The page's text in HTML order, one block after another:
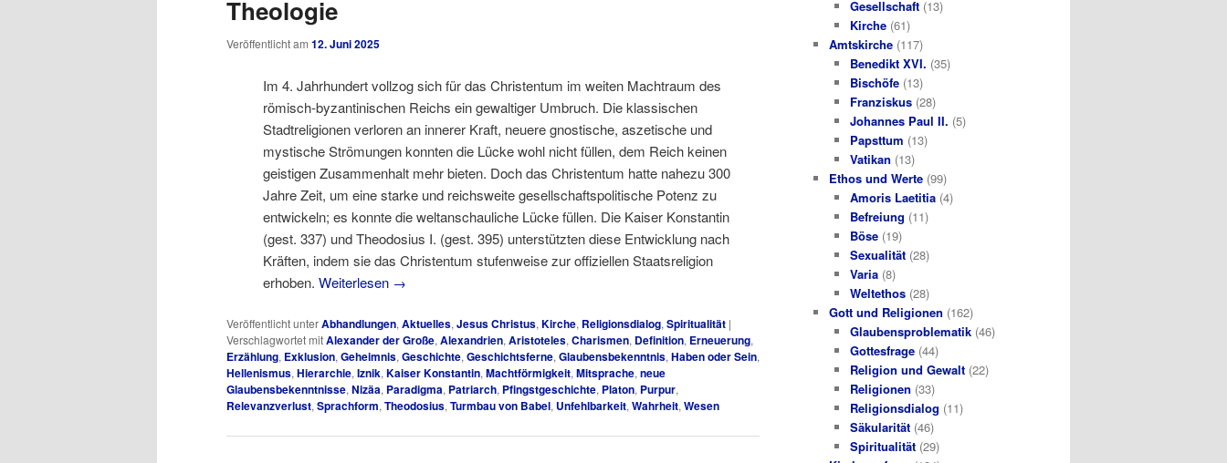
Theologie
Veröffentlicht am 12. Juni 2025
Im 4. Jahrhundert vollzog sich für das Christentum im weiten Machtraum des
römisch-byzantinischen Reichs ein gewaltiger Umbruch. Die klassischen
Stadtreligionen verloren an innerer Kraft, neuere gnostische, aszetische und
mystische Strömungen konnten die Lücke wohl nicht füllen, dem Reich keinen
geistigen Zusammenhalt mehr bieten. Doch das Christentum hatte nahezu 300
Jahre Zeit, um eine starke und reichsweite gesellschaftspolitische Potenz zu
entwickeln; es konnte die weltanschauliche Lücke füllen. Die Kaiser Konstantin
(gest. 337) und Theodosius I. (gest. 395) unterstützten diese Entwicklung nach
Kräften, indem sie das Christentum stufenweise zur offiziellen Staatsreligion
erhoben. Weiterlesen →
Veröffentlicht unterAbhandlungen, Aktuelles, Jesus Christus, Kirche, Religionsdialog, Spiritualität |
Verschlagwortet mitAlexander der Große, Alexandrien, Aristoteles, Charismen, Definition, Erneuerung,
Erzählung, Exklusion, Geheimnis, Geschichte, Geschichtsferne, Glaubensbekenntnis, Haben oder Sein,
Hellenismus, Hierarchie, Iznik, Kaiser Konstantin, Machtförmigkeit, Mitsprache, neue
Glaubensbekenntnisse, Nizäa, Paradigma, Patriarch, Pfingstgeschichte, Platon, Purpur,
Relevanzverlust, Sprachform, Theodosius, Turmbau von Babel, Unfehlbarkeit, Wahrheit, Wesen
Gesellschaft(13)
Kirche(61)
Amtskirche (117)
Benedikt XVI. (35)
Bischöfe(13)
Franziskus(28)
Johannes Paul II. (5)
Papsttum (13)
Vatikan (13)
Ethos und Werte (99)
Amoris Laetitia(4)
Befreiung (11)
Böse(19)
Sexualität(28)
Varia(8)
Weltethos(28)
Gott und Religionen (162)
Glaubensproblematik(46)
Gottesfrage(44)
Religion und Gewalt(22)
Religionen (33)
Religionsdialog (11)
Säkularität(46)
Spiritualität(29)